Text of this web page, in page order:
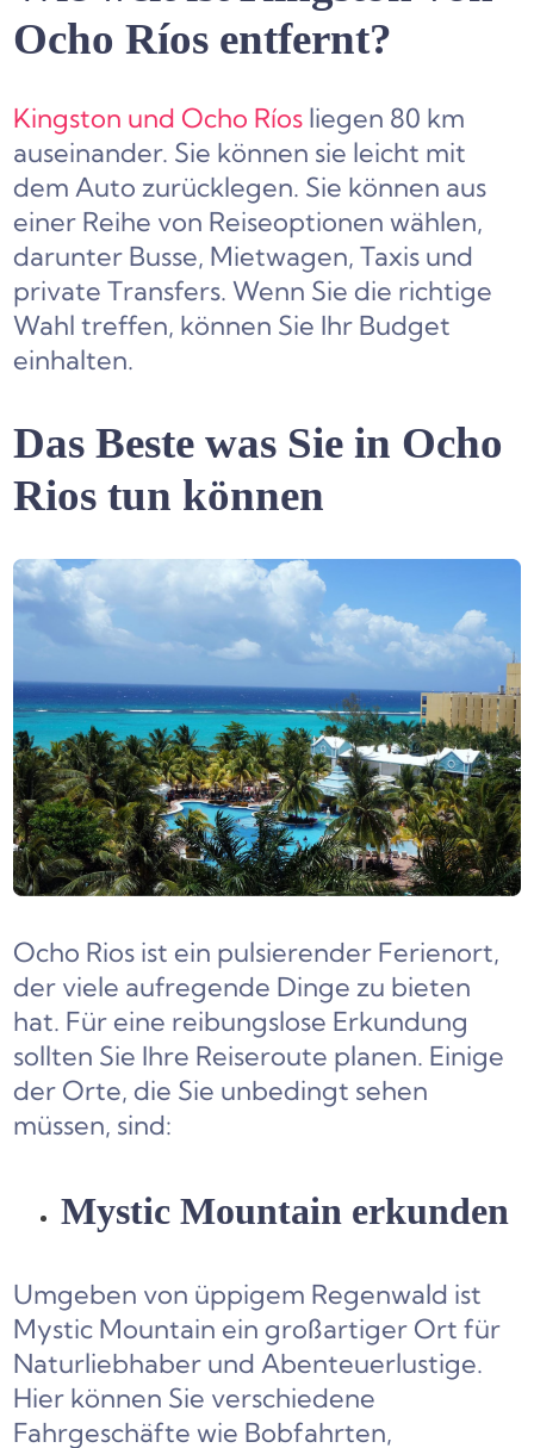
Ocho Ríos entfernt?
Kingston und Ocho Ríos liegen 80 km
auseinander. Sie können sie leicht mit
dem Auto zurücklegen. Sie können aus
einer Reihe von Reiseoptionen wählen,
darunter Busse, Mietwagen, Taxis und
private Transfers. Wenn Sie die richtige
Wahl treffen, können Sie Ihr Budget
einhalten.
Das Beste was Sie in Ocho
Rios tun können
Ocho Rios ist ein pulsierender Ferienort,
der viele aufregende Dinge zu bieten
hat. Für eine reibungslose Erkundung
sollten Sie Ihre Reiseroute planen. Einige
der Orte, die Sie unbedingt sehen
müssen, sind:
Mystic Mountain erkunden
Umgeben von üppigem Regenwald ist
Mystic Mountain ein großartiger Ort für
Naturliebhaber und Abenteuerlustige.
Hier können Sie verschiedene
Fahrgeschäfte wie Bobfahrten,